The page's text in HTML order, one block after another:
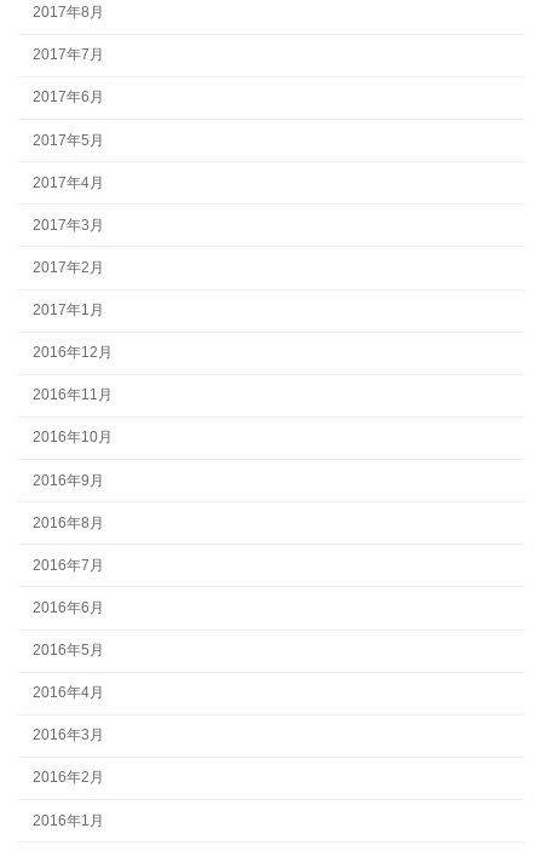
2017年8月
2017年7月
2017年6月
2017年5月
2017年4月
2017年3月
2017年2月
2017年1月
2016年12月
2016年11月
2016年10月
2016年9月
2016年8月
2016年7月
2016年6月
2016年5月
2016年4月
2016年3月
2016年2月
2016年1月